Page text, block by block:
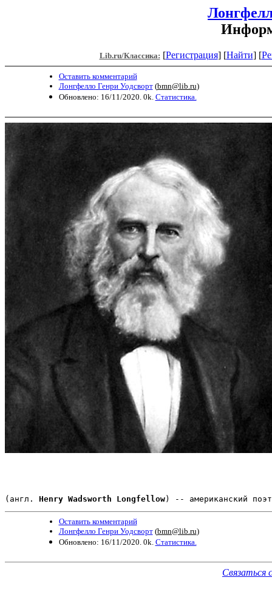
Lib.ru/Классика: [Регистрация] [Найти] [
Оставить комментарий
Лонгфелло Генри Уодсворт(bmn@lib.ru)
Обновлено: 16/11/2020. 0k. Статистика.
(англ. Henry Wadsworth Longfellow) -- американский
Оставить комментарий
Лонгфелло Генри Уодсворт(bmn@lib.ru)
Обновлено: 16/11/2020. 0k. Статистика.
Связаться